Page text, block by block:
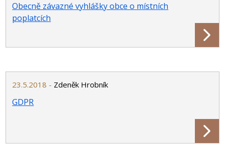
Obecně závazné vyhlášky obce o místních
poplatcích
GDPR
23.5.2018 - Zdeněk Hrobník